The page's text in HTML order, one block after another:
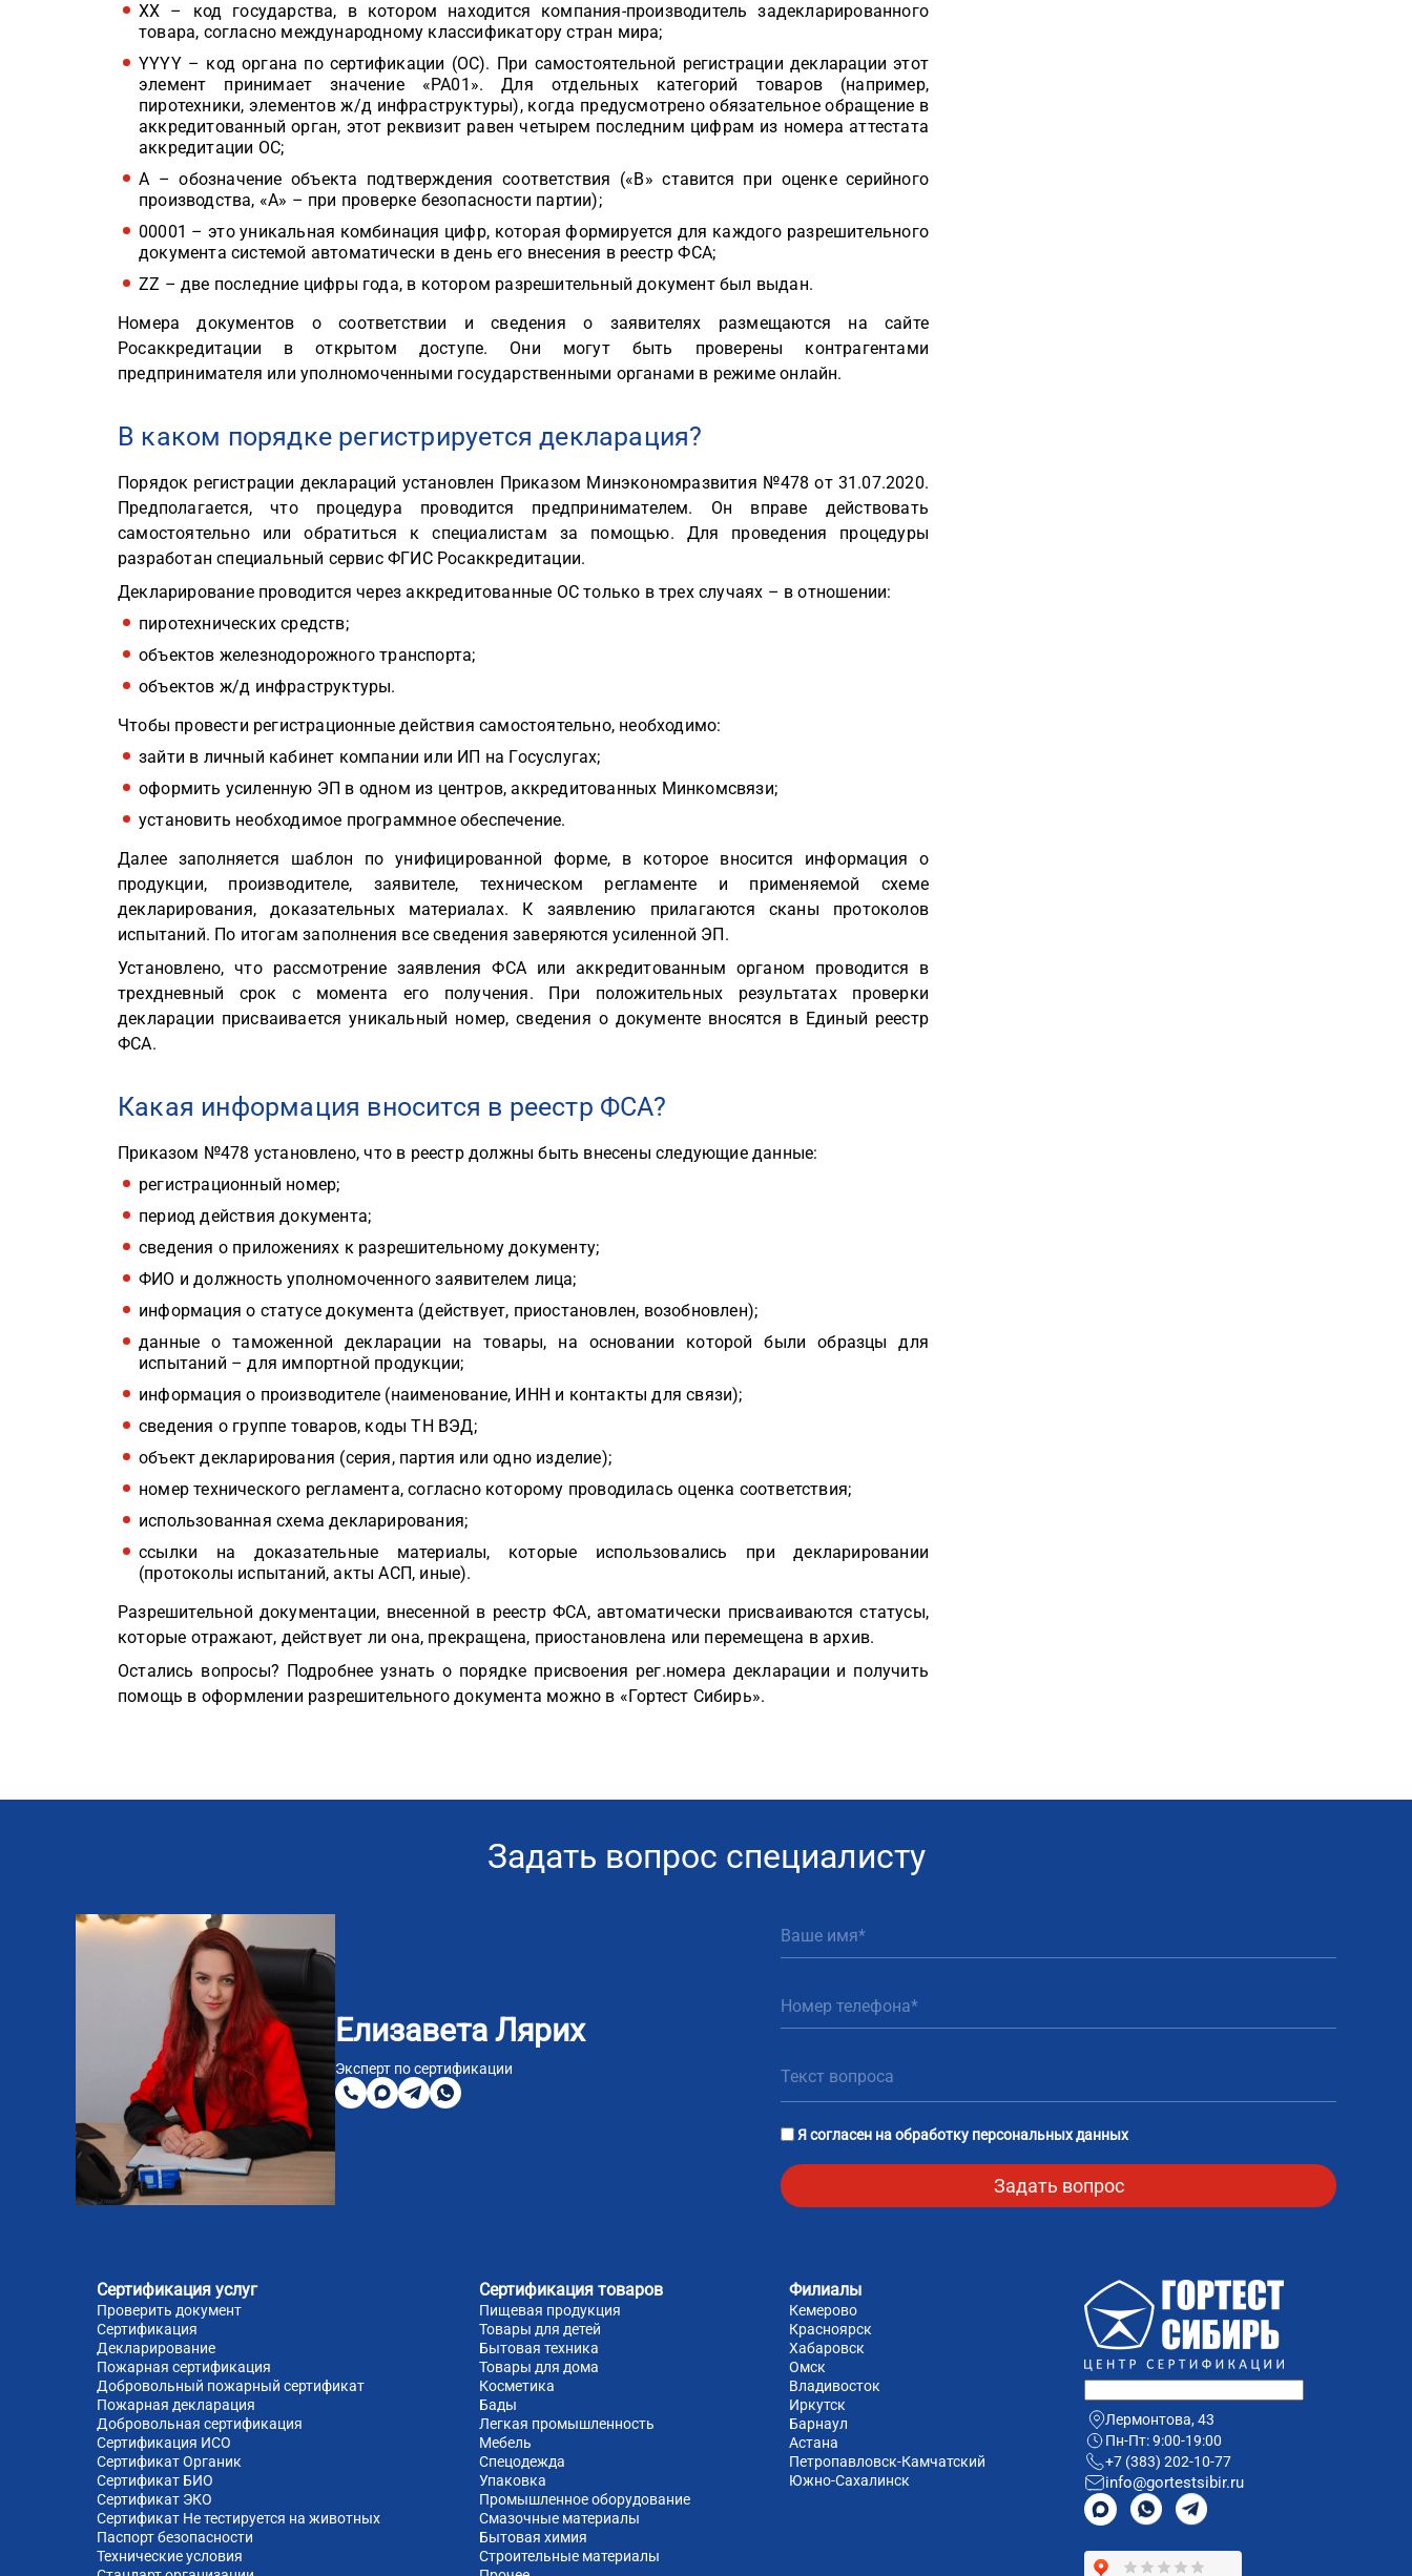
ХХ – код государства, в котором находится компания-производитель задекларированного
товара, согласно международному классификатору стран мира;
YYYY – код органа по сертификации (ОС). При самостоятельной регистрации декларации этот
элемент принимает значение «РА01». Для отдельных категорий товаров (например,
пиротехники, элементов ж/д инфраструктуры), когда предусмотрено обязательное обращение в
аккредитованный орган, этот реквизит равен четырем последним цифрам из номера аттестата
аккредитации ОС;
А – обозначение объекта подтверждения соответствия («B» ставится при оценке серийного
производства, «А» – при проверке безопасности партии);
00001 – это уникальная комбинация цифр, которая формируется для каждого разрешительного
документа системой автоматически в день его внесения в реестр ФСА;
ZZ – две последние цифры года, в котором разрешительный документ был выдан.
Номера документов о соответствии и сведения о заявителях размещаются на сайте
Росаккредитации в открытом доступе. Они могут быть проверены контрагентами
предпринимателя или уполномоченными государственными органами в режиме онлайн.
В каком порядке регистрируется декларация?
Порядок регистрации деклараций установлен Приказом Минэкономразвития №478 от 31.07.2020.
Предполагается, что процедура проводится предпринимателем. Он вправе действовать
самостоятельно или обратиться к специалистам за помощью. Для проведения процедуры
разработан специальный сервис ФГИС Росаккредитации.
Декларирование проводится через аккредитованные ОС только в трех случаях – в отношении:
пиротехнических средств;
объектов железнодорожного транспорта;
объектов ж/д инфраструктуры.
Чтобы провести регистрационные действия самостоятельно, необходимо:
зайти в личный кабинет компании или ИП на Госуслугах;
оформить усиленную ЭП в одном из центров, аккредитованных Минкомсвязи;
установить необходимое программное обеспечение.
Далее заполняется шаблон по унифицированной форме, в которое вносится информация о
продукции, производителе, заявителе, техническом регламенте и применяемой схеме
декларирования, доказательных материалах. К заявлению прилагаются сканы протоколов
испытаний. По итогам заполнения все сведения заверяются усиленной ЭП.
Установлено, что рассмотрение заявления ФСА или аккредитованным органом проводится в
трехдневный срок с момента его получения. При положительных результатах проверки
декларации присваивается уникальный номер, сведения о документе вносятся в Единый реестр
ФСА.
Какая информация вносится в реестр ФСА?
Приказом №478 установлено, что в реестр должны быть внесены следующие данные:
регистрационный номер;
период действия документа;
сведения о приложениях к разрешительному документу;
ФИО и должность уполномоченного заявителем лица;
информация о статусе документа (действует, приостановлен, возобновлен);
данные о таможенной декларации на товары, на основании которой были образцы для
испытаний – для импортной продукции;
информация о производителе (наименование, ИНН и контакты для связи);
сведения о группе товаров, коды ТН ВЭД;
объект декларирования (серия, партия или одно изделие);
номер технического регламента, согласно которому проводилась оценка соответствия;
использованная схема декларирования;
ссылки на доказательные материалы, которые использовались при декларировании
(протоколы испытаний, акты АСП, иные).
Разрешительной документации, внесенной в реестр ФСА, автоматически присваиваются статусы,
которые отражают, действует ли она, прекращена, приостановлена или перемещена в архив.
Остались вопросы? Подробнее узнать о порядке присвоения рег.номера декларации и получить
помощь в оформлении разрешительного документа можно в «Гортест Сибирь».
Задать вопрос специалисту
Елизавета Лярих
Эксперт по сертификации
8
800
200
51
MAXTelegram
WhatsApp
Я согласен наобработку персональных данных
Сертификация услуг
Проверить документ
Сертификация
Декларирование
Пожарная сертификация
Добровольный пожарный сертификат
Пожарная декларация
Добровольная сертификация
Сертификация ИСО
Сертификат Органик
Сертификат БИО
Сертификат ЭКО
Сертификат Не тестируется на животных
Паспорт безопасности
Технические условия
Сертификация товаров
Пищевая продукция
Товары для детей
Бытовая техника
Товары для дома
Косметика
Бады
Легкая промышленность
Мебель
Спецодежда
Упаковка
Промышленное оборудование
Смазочные материалы
Бытовая химия
Строительные материалы
Филиалы
Кемерово
Красноярск
Хабаровск
Омск
Владивосток
Иркутск
Барнаул
Астана
Петропавловск-Камчатский
Южно-Cахалинск
Лермонтова, 43
Пн-Пт: 9:00-19:00
+7 (383) 202-10-77
info@gortestsibir.ru